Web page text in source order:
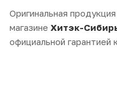
Оригинальная продукция
магазине Хитэк-
официальной гарантией